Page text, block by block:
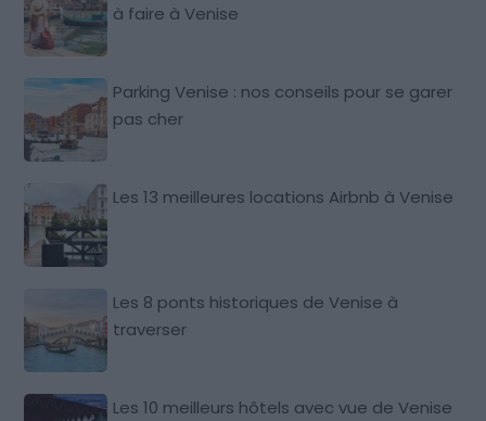
à faire à Venise
Parking Venise : nos conseils pour se garer
pas cher
Les 13 meilleures locations Airbnb à Venise
Les 8 ponts historiques de Venise à
traverser
Les 10 meilleurs hôtels avec vue de Venise